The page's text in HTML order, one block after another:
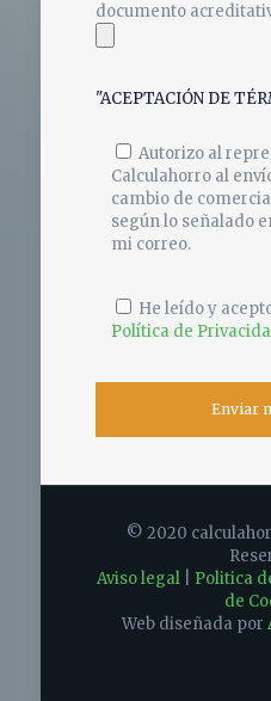
documento
"ACEPTACIÓN DE
Autorizo al
Calculahorro al
cambio de
según lo señalado
mi correo.
He leído y
Política de
© 2020
Aviso legal
Politica
de
Web diseñada por